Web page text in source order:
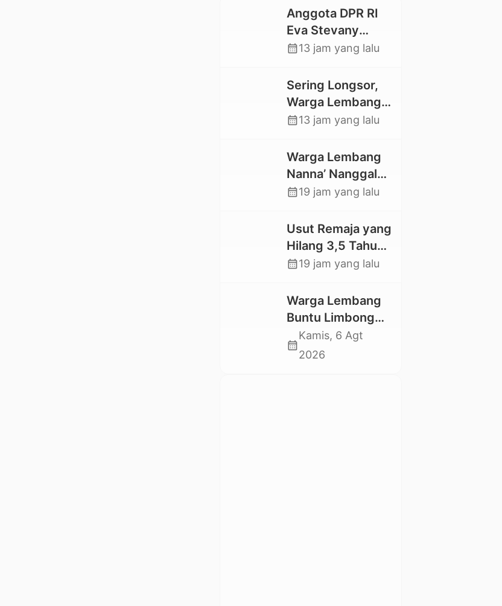
Anggota DPR RI
Eva Stevany
Rataba Salurkan
Warga Terdampak
Longsor di Buntu
Pepasan
calendar_month13 jam yang lalu
Sering Longsor,
Warga Lembang
Gasing Swadaya
Deker dan Talut
Jalan
Penghubung
calendar_month13 jam yang lalu
Warga Lembang
Nanna’ Nanggala,
Swadaya Cor
Jembatan
calendar_month19 jam yang lalu
Usut Remaja yang
Hilang 3,5 Tahun
Lalu, Polres Toraja
Datangi TKP
calendar_month19 jam yang lalu
Warga Lembang
Buntu Limbong
Gandasil,
Swadaya Cor
calendar_month
Kamis, 6 Agt
2026